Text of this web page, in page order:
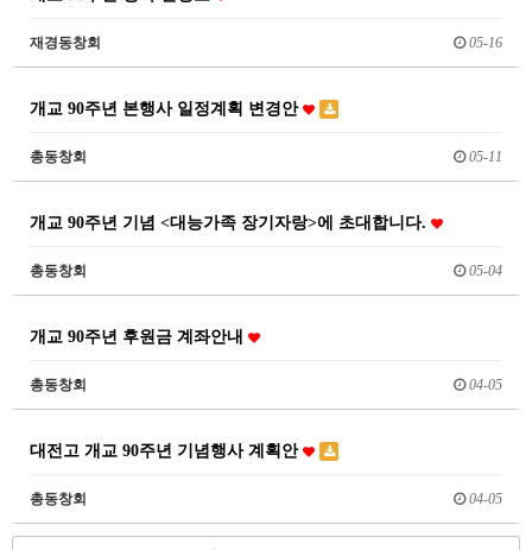
재경동창회 05-16
개교 90주년 본행사 일정계획 변경안
총동창회 05-11
개교 90주년 기념 <대능가족 장기자랑>에 초대합니다.
총동창회 05-04
개교 90주년 후원금 계좌안내
총동창회 04-05
대전고 개교 90주년 기념행사 계획안
총동창회 04-05